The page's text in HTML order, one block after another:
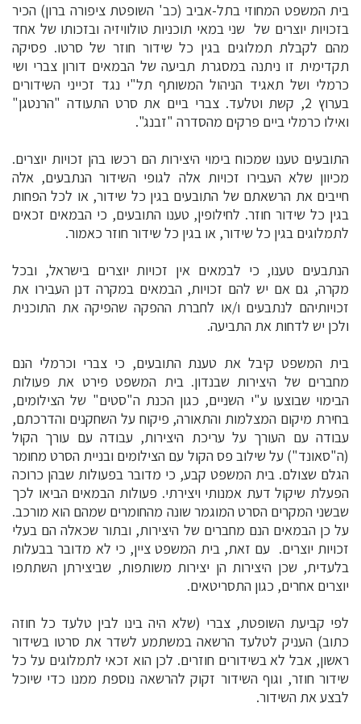
בית המשפט המחוזי בתל-אביב (כב' השופטת ציפורה ברון) הכיר
בזכויות יוצרים של שני במאי תוכניות טולוויזיה ובזכותו של אחד
מהם לקבלת תמלוגים בגין כל שידור חוזר של סרטו. פסיקה
תקדימית זו ניתנה במסגרת תביעה של הבמאים דורון צברי ושי
כרמלי ושל תאגיד הניהול המשותף תל"י נגד זכייני השידורים
בערוץ 2, קשת וטלעד. צברי ביים את סרט התעודה "הרנטגן"
ואילו כרמלי ביים פרקים מהסדרה "זבנג".
התובעים טענו שמכוח בימוי היצירות הם רכשו בהן זכויות יוצרים.
מכיוון שלא העבירו זכויות אלה לגופי השידור הנתבעים, אלה
חייבים את הרשאתם של התובעים בגין כל שידור, או לכל הפחות
בגין כל שידור חוזר. לחילופין, טענו התובעים, כי הבמאים זכאים
לתמלוגים בגין כל שידור, או בגין כל שידור חוזר כאמור.
הנתבעים טענו, כי לבמאים אין זכויות יוצרים בישראל, ובכל
מקרה, גם אם יש להם זכויות, הבמאים במקרה דנן העבירו את
זכויותיהם לנתבעים ו/או לחברת ההפקה שהפיקה את התוכנית
ולכן יש לדחות את התביעה.
בית המשפט קיבל את טענת התובעים, כי צברי וכרמלי הנם
מחברים של היצירות שבנדון. בית המשפט פירט את פעולות
הבימוי שבוצעו ע"י השניים, כגון הכנת ה"סטים" של הצילומים,
בחירת מיקום המצלמות והתאורה, פיקוח על השחקנים והדרכתם,
עבודה עם העורך על עריכת היצירות, עבודה עם עורך הקול
(ה"סאונד") על שילוב פס הקול עם הצילומים ובניית הסרט מחומר
הגלם שצולם. בית המשפט קבע, כי מדובר בפעולות שבהן כרוכה
הפעלת שיקול דעת אמנותי ויצירתי. פעולות הבמאים הביאו לכך
שבשני המקרים הסרט המוגמר שונה מהחומרים שמהם הוא מורכב.
על כן הבמאים הנם מחברים של היצירות, ובתור שכאלה הם בעלי
זכויות יוצרים. עם זאת, בית המשפט ציין, כי לא מדובר בבעלות
בלעדית, שכן היצירות הן יצירות משותפות, שביצירתן השתתפו
יוצרים אחרים, כגון התסריטאים.
לפי קביעת השופטת, צברי (שלא היה בינו לבין טלעד כל חוזה
כתוב) העניק לטלעד הרשאה במשתמע לשדר את סרטו בשידור
ראשון, אבל לא בשידורים חוזרים. לכן הוא זכאי לתמלוגים על כל
שידור חוזר, וגוף השידור זקוק להרשאה נוספת ממנו כדי שיוכל
לבצע את השידור.